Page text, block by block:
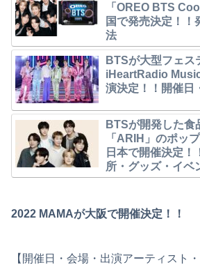
「OREO BTS
国で発売決定！！
法
BTSが大型フェス
iHeartRadio
演決定！！開催日
BTSが開発した食
「ARIH」のポッ
日本で開催決定！
所・グッズ・イベ
2022 MAMAが大阪で開催決定！！
【開催日・会場・出演アーティスト・